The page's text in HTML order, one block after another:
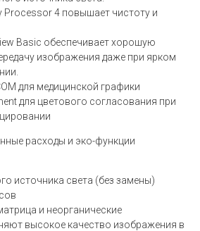
Processor 4 повышает чистоту и
Basic обеспечивает хорошую
изображения даже при ярком
для медицинской графики
для цветового согласования при
расходы и эко-функции
источника света (без замены)
и неорганические
высокое качество изображения в